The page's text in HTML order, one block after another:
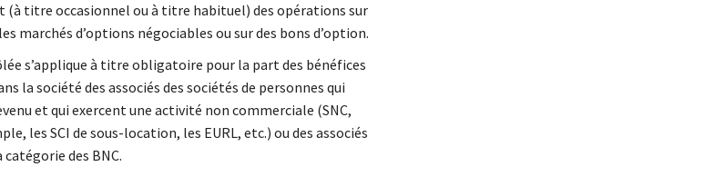
(à titre occasionnel ou à titre habituel) des opérations sur
marchés d’options négociables ou sur des bons d’option.
s’applique à titre obligatoire pour la part des bénéfices
la société des associés des sociétés de personnes qui
et qui exercent une activité non commerciale (SNC,
les SCI de sous-location, les EURL, etc.) ou des associés
catégorie des BNC.